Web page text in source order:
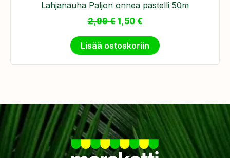
Lahjanauha Paljon onnea pastelli 50m
2,99€ 1,50 €
Lisää ostoskoriin